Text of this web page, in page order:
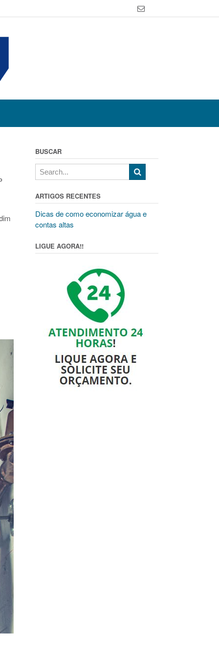
BUSCAR
ARTIGOS RECENTES
Dicas de como economizar água e
contas altas
LIGUE AGORA!!